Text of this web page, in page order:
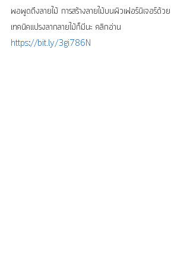
พอพูดถึงลายไม้ การสร้างลายไม้บนผิวเฟอร์นิเจอร์ด้วย
เทคนิคแปรงลากลายไม้ก็มีนะ คลิกอ่าน
https://bit.ly/3gi786N